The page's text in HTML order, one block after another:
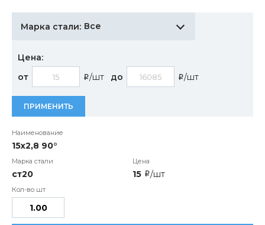
Марка стали: Все
Цена:
от
i/шт до i/шт
ПРИМЕНИТЬ
15x2,8 90°
ст20 15 i/шт